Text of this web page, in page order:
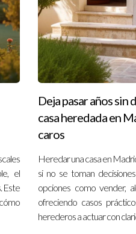
el
Este
Deja pasar años sin
casa heredada en
caros
Heredar una casa en
si no se toman
opciones como vender,
ofreciendo casos
herederos a actuar con